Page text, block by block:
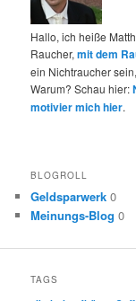
Hallo, ich heiße
Raucher,mit dem
ein Nichtraucher
Warum? Schau hier:
motivier mich hier.
BLOGROLL
Geldsparwerk 0
Meinungs-Blog 0
TAGS